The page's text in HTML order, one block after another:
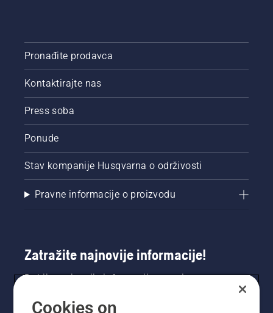
Pronađite prodavca
Kontaktirajte nas
Press soba
Ponude
Stav kompanije Husqvarna o održivosti
Pravne informacije o proizvodu
Zatražite najnovije informacije!
Dobijte najnovije informacije o novim
toga. Ovdje se registrirajte za naš bilten.
Cookies on